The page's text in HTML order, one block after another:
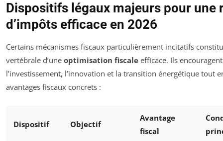
Dispositifs légaux majeurs pour une
d’impôts efficace en 2026
Certains mécanismes fiscaux particulièrement incitatifs
vertébrale d’une optimisation fiscale efficace. Ils encouragent
l’investissement, l’innovation et la transition énergétique tout
avantages fiscaux concrets :
Dispositif Objectif
Avantage
fiscal